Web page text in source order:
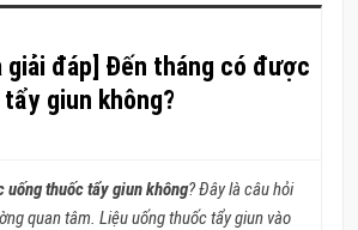
giải đáp] Đến tháng có được
giun không?
uống thuốc tẩy giun không? Đây là câu hỏi
quan tâm. Liệu uống thuốc tẩy giun vào